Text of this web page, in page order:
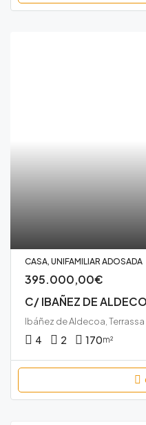
CASA, UNIFAMILIAR ADOSADA
395.000,00€
C/ IBAÑEZ DE
Ibáñez de Aldecoa, Terrassa
4 2 170m²